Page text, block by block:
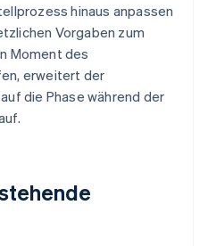
hinaus anpassen
Vorgaben zum
Moment des
erweitert der
die Phase während der